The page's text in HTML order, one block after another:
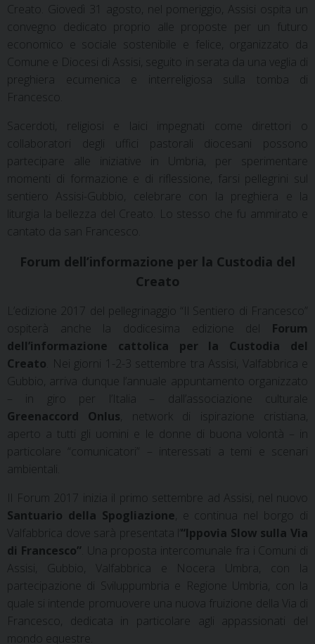
Creato. Giovedì 31 agosto, nel pomeriggio, Assisi ospita un
convegno dedicato proprio alle proposte per un futuro
economico e sociale sostenibile e felice, organizzato da
Comune e Diocesi di Assisi, seguito in serata da una veglia di
preghiera ecumenica e interreligiosa sulla tomba di
Francesco.
Sacerdoti, religiosi e laici impegnati come direttori o
collaboratori degli uffici pastorali diocesani possono
partecipare alle iniziative in Umbria, per sperimentare
momenti di formazione e di riflessione, farsi pellegrini sul
sentiero Assisi-Gubbio, celebrare con la preghiera e la
liturgia la bellezza del Creato. Lo stesso che fu ammirato e
cantato da san Francesco.
Forum dell’informazione per la Custodia del
Creato
L’edizione 2017 del pellegrinaggio “Il Sentiero di Francesco”
ospiterà anche la dodicesima edizione del Forum
dell’informazione cattolica per la Custodia del
Creato . Nei giorni 1-2-3 settembre tra Assisi, Valfabbrica e
Gubbio, arriva dunque l’annuale appuntamento organizzato
– in giro per l’Italia – dall’associazione culturale
Greenaccord Onlus , network di ispirazione cristiana,
aperto a tutti gli uomini e le donne di buona volontà – in
particolare “comunicatori” – interessati a temi e scenari
ambientali.
Il Forum 2017 inizia il primo settembre ad Assisi, nel nuovo
Santuario della Spogliazione , e continua nel borgo di
Valfabbrica dove sarà presentata l’“Ippovia Slow sulla Via
di Francesco” . Una proposta intercomunale fra i Comuni di
Assisi, Gubbio, Valfabbrica e Nocera Umbra, con la
partecipazione di Sviluppumbria e Regione Umbria, con la
quale si intende promuovere una nuova fruizione della Via di
Francesco, dedicata in particolare agli appassionati del
mondo equestre.